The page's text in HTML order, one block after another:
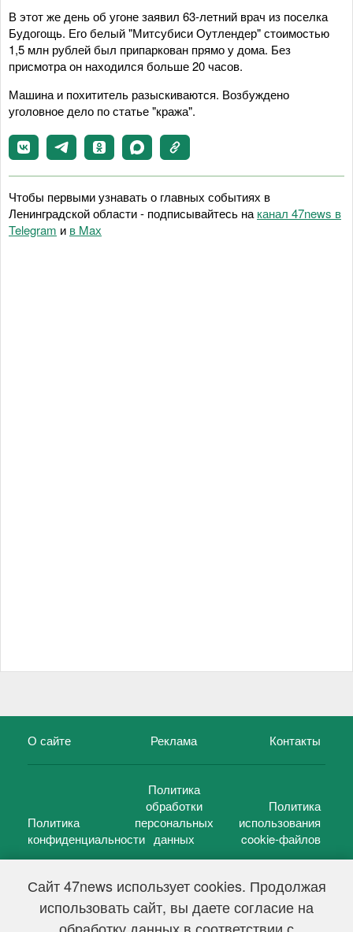
Сайт 47news использует cookies. Продолжая
использовать сайт, вы даете согласие на
В этот же день об угоне заявил 63-летний врач из поселка
Будогощь. Его белый "Митсубиси Оутлендер" стоимостью
1,5 млн рублей был припаркован прямо у дома. Без
присмотра он находился больше 20 часов.
Машина и похититель разыскиваются. Возбуждено
уголовное дело по статье "кража".
Чтобы первыми узнавать о главных событиях в
Ленинградской области - подписывайтесь на канал 47news в
Telegram и в Maх
О сайте Реклама Контакты
Политика
конфиденциальности
Политика
обработки
персональных
данных
Политика
использования
cookie-файлов
47 новостей (47 news)2005 — 2026 г.